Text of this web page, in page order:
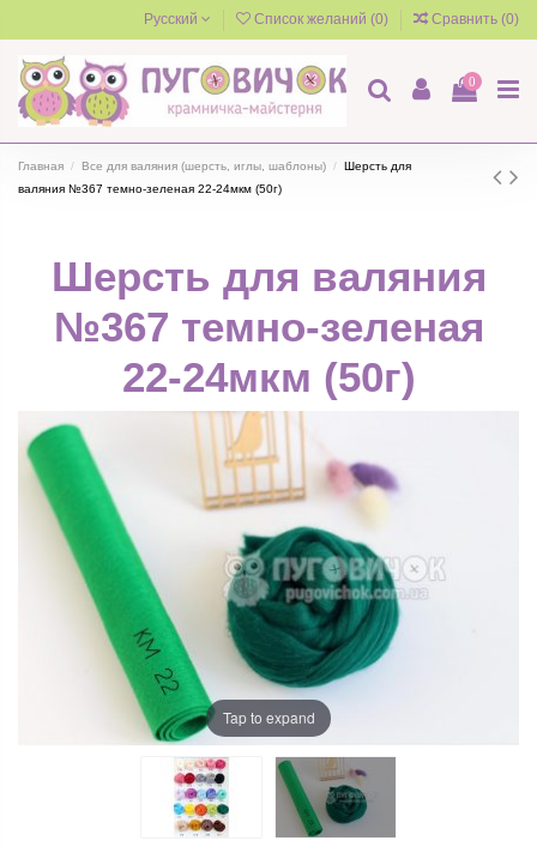
Русский Список желаний (0) Сравнить (0)
0
Главная Все для валяния (шерсть, иглы, шаблоны)
Шерсть для
валяния №367 темно-зеленая 22-24мкм (50г)
Шерсть для валяния
№367 темно-зеленая
22-24мкм (50г)
Tap to expand